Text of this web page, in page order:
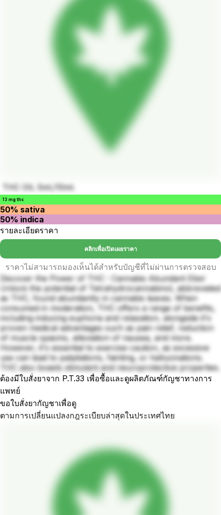
THC OIL 5ml./10ml.
13 mg thc
50% sativa
50% indica
รายละเอียดราคา
คลิกเพื่อเปิดเผยราคา
ราคาไม่สามารถมองเห็นได้สำหรับบัญชีที่ไม่ผ่านการตรวจสอบ
Discover the Power of THC : Cannabis Abundant Elixir
Unlock the potential of Tetrahydrocannabinol, abbreviated
as THC, found abundantly in cannabis leaves. When
consumed in moderation, THC offers a range of benefits,
including inducing euphoria and relaxation, alongside it's
proven medical advantages such as pain relief, reduction
of muscle spasms, alleviation of nausea, and more.
However, it's essential to exercise caution, as excessive
use can lead to palpitations, fainting, or hallucinations.
THC also boasts stimulant and neuroprotective properties.
ต้องมีใบสั่งยาจาก P.T.33 เพื่อซื้อและดูผลิตภัณฑ์กัญชาทางการ
แพทย์
ขอใบสั่งยากัญชาเพื่อดู
ตามการเปลี่ยนแปลงกฎระเบียบล่าสุดในประเทศไทย